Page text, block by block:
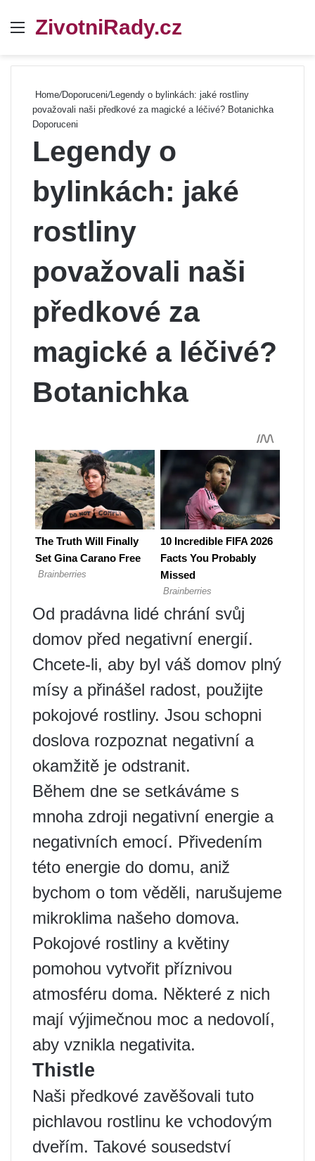
Menu
ZivotniRady.cz
Home/Doporuceni/Legendy o bylinkách: jaké rostliny
považovali naši předkové za magické a léčivé? Botanichka
Doporuceni
Legendy o
bylinkách: jaké
rostliny
považovali naši
předkové za
magické a léčivé?
Botanichka
Od pradávna lidé chrání svůj
domov před negativní energií.
Chcete-li, aby byl váš domov plný
mísy a přinášel radost, použijte
pokojové rostliny. Jsou schopni
doslova rozpoznat negativní a
okamžitě je odstranit.
Během dne se setkáváme s
mnoha zdroji negativní energie a
negativních emocí. Přivedením
této energie do domu, aniž
bychom o tom věděli, narušujeme
mikroklima našeho domova.
Pokojové rostliny a květiny
pomohou vytvořit příznivou
atmosféru doma. Některé z nich
mají výjimečnou moc a nedovolí,
aby vznikla negativita.
Thistle
Naši předkové zavěšovali tuto
pichlavou rostlinu ke vchodovým
dveřím. Takové sousedství